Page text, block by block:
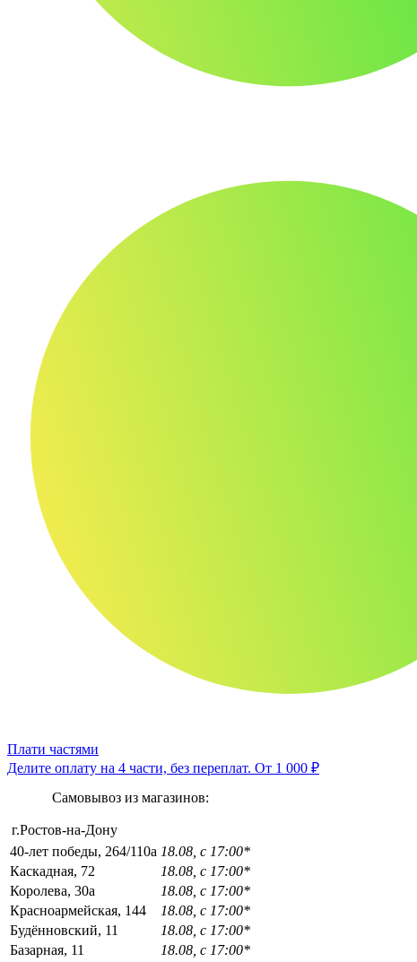
Плати частями
Делите оплату на 4 части, без переплат. От 1 000 ₽
Самовывоз из магазинов:
г.Ростов-на-Дону
40-лет победы, 264/110а 18.08, с 17:00*
Каскадная, 72
18.08, с 17:00*
Королева, 30а
18.08, с 17:00*
Красноармейская, 144
18.08, с 17:00*
Будённовский, 11
18.08, с 17:00*
Базарная, 11
18.08, с 17:00*